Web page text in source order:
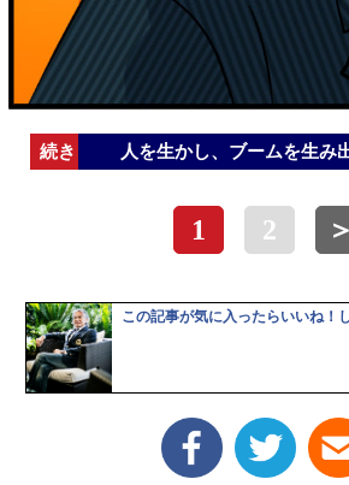
人を生かし、ブームを生み
1 2 ＞
この記事が気に入ったらいいね！